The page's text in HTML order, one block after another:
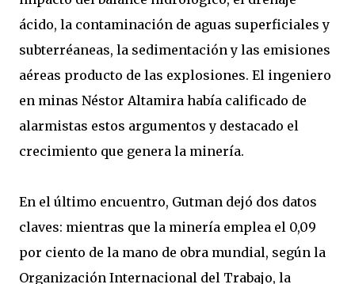
ácido, la contaminación de aguas superficiales y
subterréaneas, la sedimentación y las emisiones
aéreas producto de las explosiones. El ingeniero
en minas Néstor Altamira había calificado de
alarmistas estos argumentos y destacado el
crecimiento que genera la minería.
En el último encuentro, Gutman dejó dos datos
claves: mientras que la minería emplea el 0,09
por ciento de la mano de obra mundial, según la
Organización Internacional del Trabajo, la